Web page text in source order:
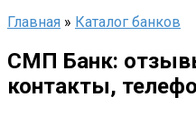
Главная » Каталог банков
СМП Банк:
контакты,